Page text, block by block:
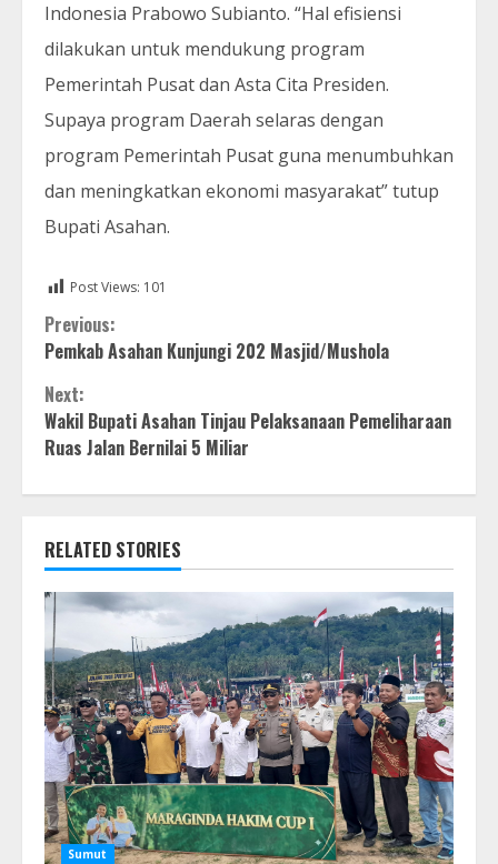
Indonesia Prabowo Subianto. “Hal efisiensi
dilakukan untuk mendukung program
Pemerintah Pusat dan Asta Cita Presiden.
Supaya program Daerah selaras dengan
program Pemerintah Pusat guna menumbuhkan
dan meningkatkan ekonomi masyarakat” tutup
Bupati Asahan.
Post Views: 101
Continue
Reading
Previous:
Pemkab Asahan Kunjungi 202 Masjid/Mushola
Next:
Wakil Bupati Asahan Tinjau Pelaksanaan Pemeliharaan
Ruas Jalan Bernilai 5 Miliar
RELATED STORIES
Sumut